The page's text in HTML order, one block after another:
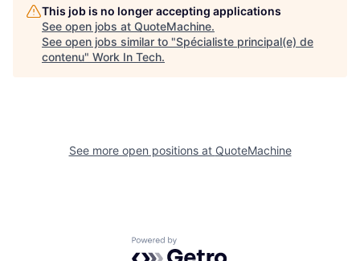
This job is no longer accepting applications
See open jobs at QuoteMachine.
See open jobs similar to "Spécialiste principal(e) de
contenu" Work In Tech.
See more open positions at QuoteMachine
Powered by Getro.com